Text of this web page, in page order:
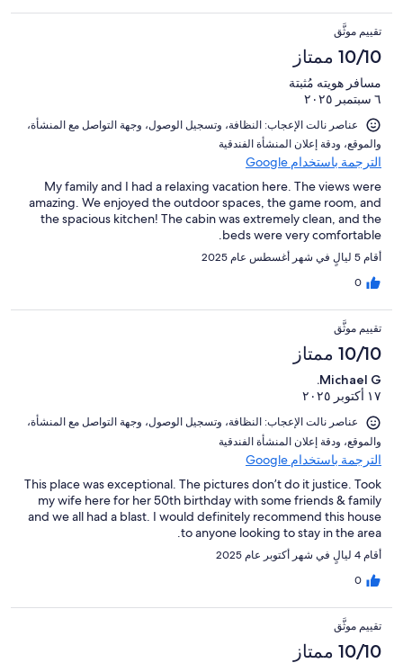
تقييم موثَّق
10/10 ممتاز
مسافر هويته مُثبتة
٦ سبتمبر ٢٠٢٥
عناصر نالت الإعجاب: ⁦النظافة⁩، و⁦تسجيل الوصول⁩، و⁦جهة التواصل مع المنشأة⁩،
و⁦الموقع⁩، و⁦دقة إعلان المنشأة الفندقية⁩
الترجمة باستخدام Google
My family and I had a relaxing vacation here. The views were
amazing. We enjoyed the outdoor spaces, the game room, and
the spacious kitchen! The cabin was extremely clean, and the
beds were very comfortable.
أقام 5 ليالٍ في شهر أغسطس عام 2025
0
تقييم موثَّق
10/10 ممتاز
Michael G.
١٧ أكتوبر ٢٠٢٥
عناصر نالت الإعجاب: ⁦النظافة⁩، و⁦تسجيل الوصول⁩، و⁦جهة التواصل مع المنشأة⁩،
و⁦الموقع⁩، و⁦دقة إعلان المنشأة الفندقية⁩
الترجمة باستخدام Google
This place was exceptional. The pictures don’t do it justice. Took
my wife here for her 50th birthday with some friends & family
and we all had a blast. I would definitely recommend this house
to anyone looking to stay in the area.
أقام 4 ليالٍ في شهر أكتوبر عام 2025
0
تقييم موثَّق
10/10 ممتاز